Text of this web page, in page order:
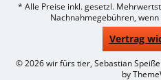
* Alle Preise inkl. gesetzl.
Nachnahmegebühren,
Vertrag
© 2026 wir fürs tier, Sebastian
by